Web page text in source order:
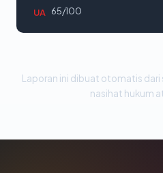
UA 65/100
Laporan ini dibuat otomatis dari
nasihat hukum